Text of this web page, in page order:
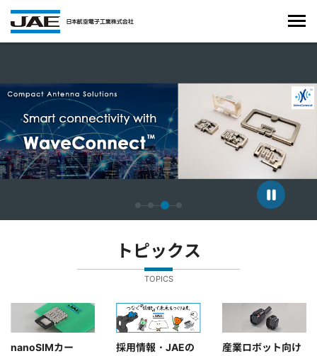
トピックス
TOPICS
nanoSIMカー
採用情報・JAEの
産業ロボット向け